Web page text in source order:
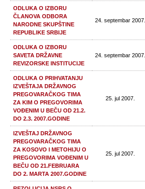
ODLUKA O IZBORU
ČLANOVA ODBORA
NARODNE SKUPŠTINE
REPUBLIKE SRBIJE
24. septembar 2007.
ODLUKA O IZBORU
SAVETA DRŽAVNE
REVIZORSKE INSTITUCIJE
24. septembar 2007.
ODLUKA O PRIHVATANJU
IZVEŠTAJA DRŽAVNOG
PREGOVARAČKOG TIMA
ZA KIM O PREGOVORIMA
VOĐENIM U BEČU OD 21.2.
DO 2.3. 2007.GODINE
25. jul 2007.
IZVEŠTAJ DRŽAVNOG
PREGOVARAČKOG TIMA
ZA KOSOVO I METOHIJU O
PREGOVORIMA VOĐENIM U
BEČU OD 21.FEBRUARA
DO 2. MARTA 2007.GODINE
25. jul 2007.